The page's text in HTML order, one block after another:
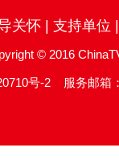
关怀| 支持单位
© 2016
号-2 服务邮箱